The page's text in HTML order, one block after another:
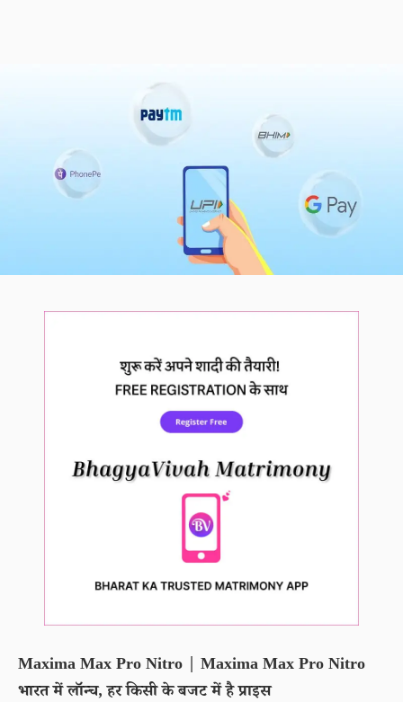
Maxima Max Pro Nitro | Maxima Max Pro Nitro
भारत में लॉन्च, हर किसी के बजट में है प्राइस